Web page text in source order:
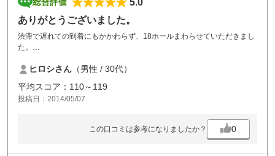
ありがとうございました。
渋滞で遅れての到着にもかかわらず、18ホールまわらせていただきまし
た。
ヒロシさん （男性 / 30代）
平均スコア：110～119
投稿日：2014/05/07
この口コミは参考になりましたか？ 0